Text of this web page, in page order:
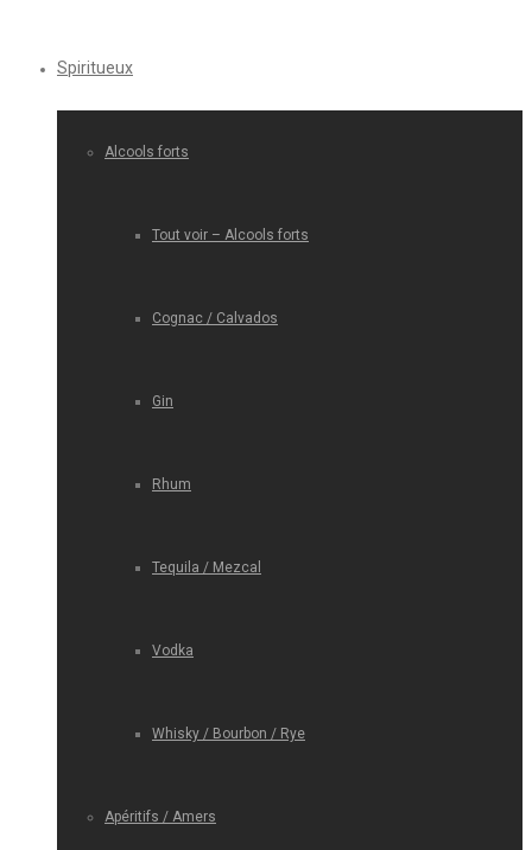
Spiritueux
Alcools forts
Tout voir – Alcools forts
Cognac / Calvados
Gin
Rhum
Tequila / Mezcal
Vodka
Whisky / Bourbon / Rye
Apéritifs / Amers